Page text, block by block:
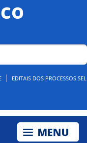
Canais
EDITAIS DOS PROCESSOS